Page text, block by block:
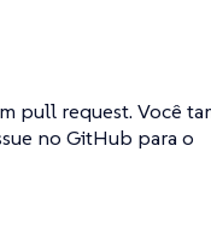
pull request. Você
no GitHub para o